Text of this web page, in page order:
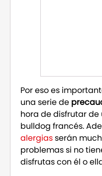
Por eso es
una serie de
hora de disfrutar de
bulldog francés.
alergiasserán
problemas si no
disfrutas con él o